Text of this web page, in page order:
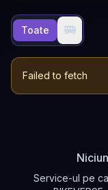
Toate 🚐
Failed to fetch
Service-ul pe